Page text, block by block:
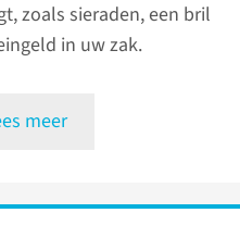
zoals sieraden, een bril
in uw zak.
meer